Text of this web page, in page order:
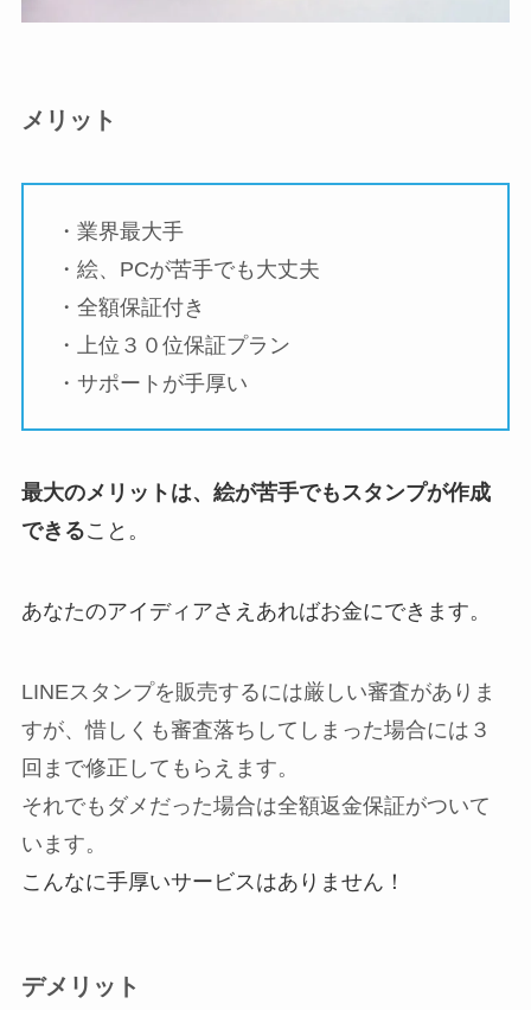
メリット
・業界最大手
・絵、PCが苦手でも大丈夫
・全額保証付き
・上位３０位保証プラン
・サポートが手厚い
最大のメリットは、絵が苦手でもスタンプが作成
できること。
あなたのアイディアさえあればお金にできます。
LINEスタンプを販売するには厳しい審査がありま
すが、惜しくも審査落ちしてしまった場合には３
回まで修正してもらえます。
それでもダメだった場合は全額返金保証がついて
います。
こんなに手厚いサービスはありません！
デメリット